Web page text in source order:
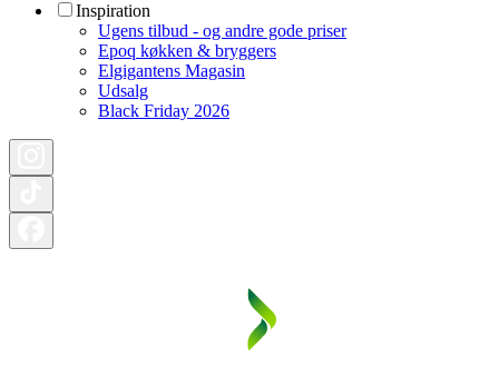
Inspiration
Ugens tilbud - og andre gode priser
Epoq køkken & bryggers
Elgigantens Magasin
Udsalg
Black Friday 2026